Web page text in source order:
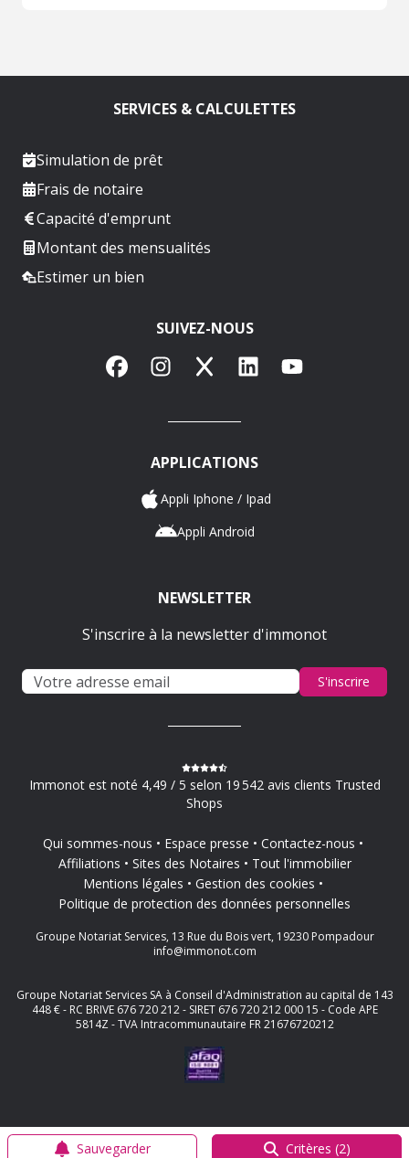
Sauvegarder Critères (2)
SERVICES & CALCULETTES
Simulation de prêt
Frais de notaire
Capacité d'emprunt
Montant des mensualités
Estimer un bien
SUIVEZ-NOUS
FacebookInstagram
X LinkedInYouTube
APPLICATIONS
Appli Iphone / Ipad
Appli Android
NEWSLETTER
S'inscrire à la newsletter d'immonot
S'inscrire
Immonot est noté 4,49 / 5 selon 19 542 avis clients Trusted
Shops
Qui sommes-nous Espace presse
Contactez-nous
Affiliations
Sites des Notaires
Tout l'immobilier
Mentions légales
Gestion des cookies
Politique de protection des données personnelles
Groupe Notariat Services, 13 Rue du Bois vert, 19230 Pompadour
info@immonot.com
Groupe Notariat Services SA à Conseil d'Administration au capital de 143
448 € - RC BRIVE 676 720 212 - SIRET 676 720 212 000 15 - Code APE
5814Z - TVA Intracommunautaire FR 21676720212